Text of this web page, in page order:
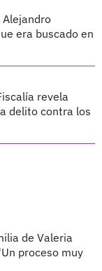
Alejandro
era buscado en
revela
delito contra los
de Valeria
proceso muy